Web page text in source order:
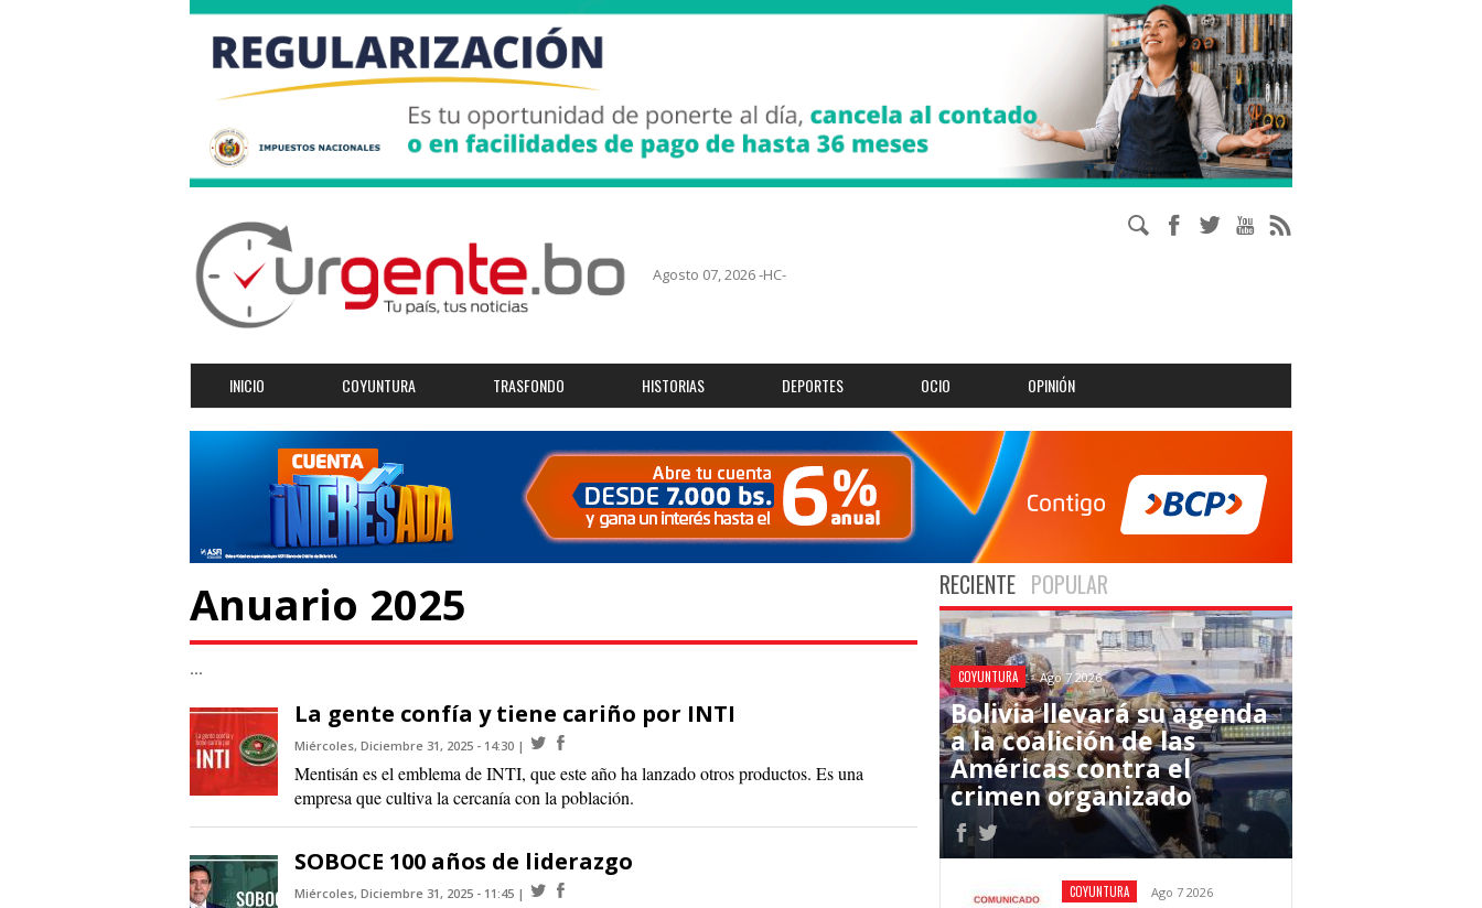
Agosto 07, 2026 -HC-
INICIO COYUNTURA TRASFONDO HISTORIAS DEPORTES OCIO OPINIÓN
Anuario 2025
...
La gente confía y tiene cariño por INTI
Miércoles, Diciembre 31, 2025 - 14:30
Mentisán es el emblema de INTI, que este año ha lanzado otros productos. Es una
empresa que cultiva la cercanía con la población.
SOBOCE 100 años de liderazgo
Miércoles, Diciembre 31, 2025 - 11:45
RECIENTE POPULAR
COYUNTURA Ago 7 2026
Bolivia llevará su agenda
a la coalición de las
Américas contra el
crimen organizado
COYUNTURA Ago 7 2026